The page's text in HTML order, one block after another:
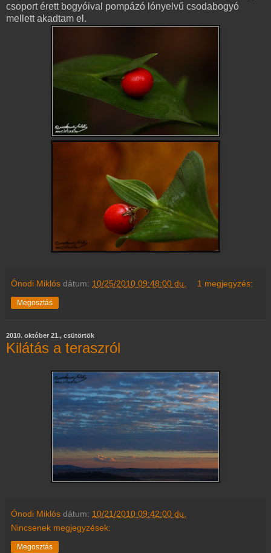
csoport érett bogyóival pompázó lónyelvű csodabogyó
mellett akadtam el.
Ónodi Miklós dátum: 10/25/2010 09:48:00 du. 1 megjegyzés:
Megosztás
2010. október 21., csütörtök
Kilátás a teraszról
Ónodi Miklós dátum: 10/21/2010 09:42:00 du.
Nincsenek megjegyzések:
Megosztás